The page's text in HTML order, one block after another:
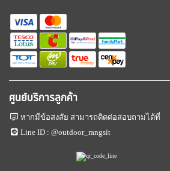
ศูนย์บริการลูกค้า
หากมีข้อสงสัย สามารถติดต่อสอบถามได้ที่
Line ID :@outdoor_rangsit